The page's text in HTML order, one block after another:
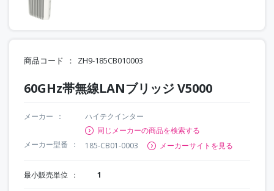
商品コード ZH9-185CB010003
60GHz帯無線LANブリッジ V5000
メーカー
ハイテクインター
同じメーカーの商品を検索する
メーカー型番
185-CB01-0003 メーカーサイトを見る
最小販売単位 1